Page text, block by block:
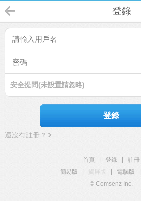
登錄
安全提問(未設置請忽略)
登錄
還沒有註冊？
首頁 登錄
註冊
簡易版
觸屏版 電腦版
© Comsenz Inc.